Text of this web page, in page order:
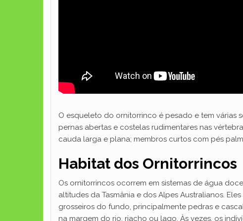
O esqueleto do ornitorrinco é pesado e tem várias
pernas abertas e costelas rudimentares nas
cauda larga e plana; membros curtos com pés
Habitat dos Ornitorrincos
Os ornitorrincos ocorrem em sistemas de água
altitudes da Tasmânia e dos Alpes Australianos.
grosseiros do fundo, principalmente pedras e
na margem do rio, riacho ou lago. Às vezes, os